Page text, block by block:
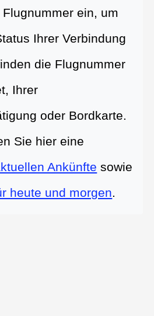
ein, um
Ihrer Verbindung
die Flugnummer
Ihrer
oder Bordkarte.
Sie hier eine
Ankünfte sowie
heute und morgen.